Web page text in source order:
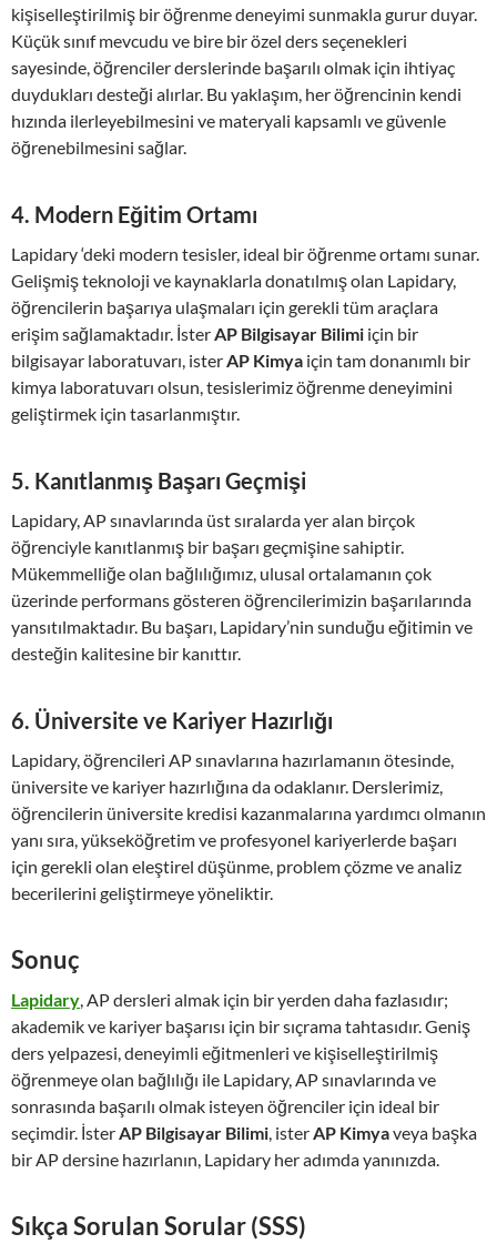
kişiselleştirilmiş bir öğrenme deneyimi sunmakla gurur duyar.
Küçük sınıf mevcudu ve bire bir özel ders seçenekleri
sayesinde, öğrenciler derslerinde başarılı olmak için ihtiyaç
duydukları desteği alırlar. Bu yaklaşım, her öğrencinin kendi
hızında ilerleyebilmesini ve materyali kapsamlı ve güvenle
öğrenebilmesini sağlar.
4. Modern Eğitim Ortamı
Lapidary ‘deki modern tesisler, ideal bir öğrenme ortamı sunar.
Gelişmiş teknoloji ve kaynaklarla donatılmış olan Lapidary,
öğrencilerin başarıya ulaşmaları için gerekli tüm araçlara
erişim sağlamaktadır. İsterAP Bilgisayar Bilimi için bir
bilgisayar laboratuvarı, isterAP Kimya için tam donanımlı bir
kimya laboratuvarı olsun, tesislerimiz öğrenme deneyimini
geliştirmek için tasarlanmıştır.
5. Kanıtlanmış Başarı Geçmişi
Lapidary, AP sınavlarında üst sıralarda yer alan birçok
öğrenciyle kanıtlanmış bir başarı geçmişine sahiptir.
Mükemmelliğe olan bağlılığımız, ulusal ortalamanın çok
üzerinde performans gösteren öğrencilerimizin başarılarında
yansıtılmaktadır. Bu başarı, Lapidary’nin sunduğu eğitimin ve
desteğin kalitesine bir kanıttır.
6. Üniversite ve Kariyer Hazırlığı
Lapidary, öğrencileri AP sınavlarına hazırlamanın ötesinde,
üniversite ve kariyer hazırlığına da odaklanır. Derslerimiz,
öğrencilerin üniversite kredisi kazanmalarına yardımcı olmanın
yanı sıra, yükseköğretim ve profesyonel kariyerlerde başarı
için gerekli olan eleştirel düşünme, problem çözme ve analiz
becerilerini geliştirmeye yöneliktir.
Sonuç
Lapidary, AP dersleri almak için bir yerden daha fazlasıdır;
akademik ve kariyer başarısı için bir sıçrama tahtasıdır. Geniş
ders yelpazesi, deneyimli eğitmenleri ve kişiselleştirilmiş
öğrenmeye olan bağlılığı ile Lapidary, AP sınavlarında ve
sonrasında başarılı olmak isteyen öğrenciler için ideal bir
seçimdir. İsterAP Bilgisayar Bilimi, isterAP Kimyaveya başka
bir AP dersine hazırlanın, Lapidary her adımda yanınızda.
Sıkça Sorulan Sorular (SSS)